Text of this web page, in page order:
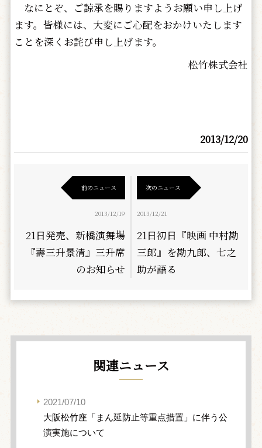
なにとぞ、ご諒承を賜りますようお願い申し上げ
ます。皆様には、大変にご心配をおかけいたします
ことを深くお詫び申し上げます。
松竹株式会社
2013/12/20
前のニュース
2013/12/19
21日発売、新橋演舞場
『壽三升景清』三升席
のお知らせ
次のニュース
2013/12/21
21日初日『映画 中村勘
三郎』を勘九郎、七之
助が語る
関連ニュース
2021/07/10
大阪松竹座「まん延防止等重点措置」に伴う公
演実施について